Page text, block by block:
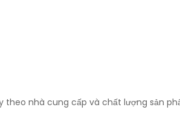
nhà cung cấp và chất lượng sản